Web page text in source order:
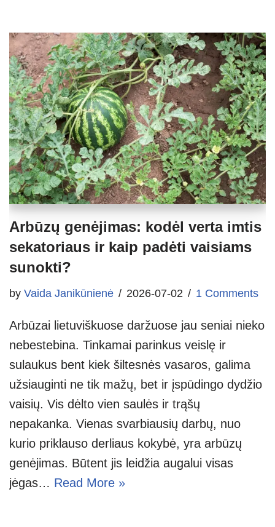
Arbūzų genėjimas: kodėl verta imtis
sekatoriaus ir kaip padėti vaisiams
sunokti?
by Vaida Janikūnienė 2026-07-02 1 Comments
Arbūzai lietuviškuose daržuose jau seniai nieko
nebestebina. Tinkamai parinkus veislę ir
sulaukus bent kiek šiltesnės vasaros, galima
užsiauginti ne tik mažų, bet ir įspūdingo dydžio
vaisių. Vis dėlto vien saulės ir trąšų
nepakanka. Vienas svarbiausių darbų, nuo
kurio priklauso derliaus kokybė, yra arbūzų
genėjimas. Būtent jis leidžia augalui visas
jėgas… Read More »